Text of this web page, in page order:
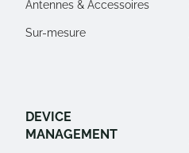
Antennes & Accessoires
Sur-mesure
DEVICE
MANAGEMENT